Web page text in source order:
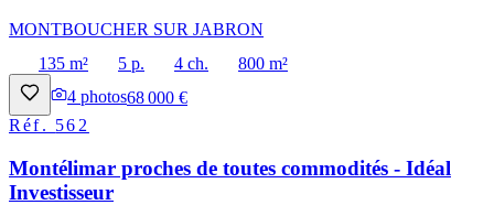
MONTBOUCHER SUR JABRON
135 m²
5 p. 4 ch.
800 m²
4 photos68 000 €
Réf. 562
Montélimar proches de toutes commodités - Idéal
Investisseur